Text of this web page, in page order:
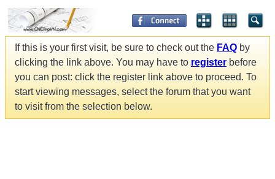
If this is your first visit, be sure to check out the FAQ by
clicking the link above. You may have to register before
you can post: click the register link above to proceed. To
start viewing messages, select the forum that you want
to visit from the selection below.